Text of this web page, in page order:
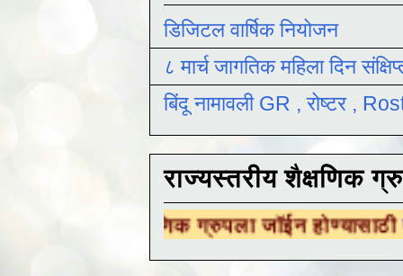
डिजिटल वार्षिक नियोजन
८ मार्च जागतिक महिला दिन
बिंदू नामावली GR , रोष्टर ,
राज्यस्तरीय शैक्षणिक
ग्रुपला जॉईन होण्यासाठीयेथे क्लिक करा